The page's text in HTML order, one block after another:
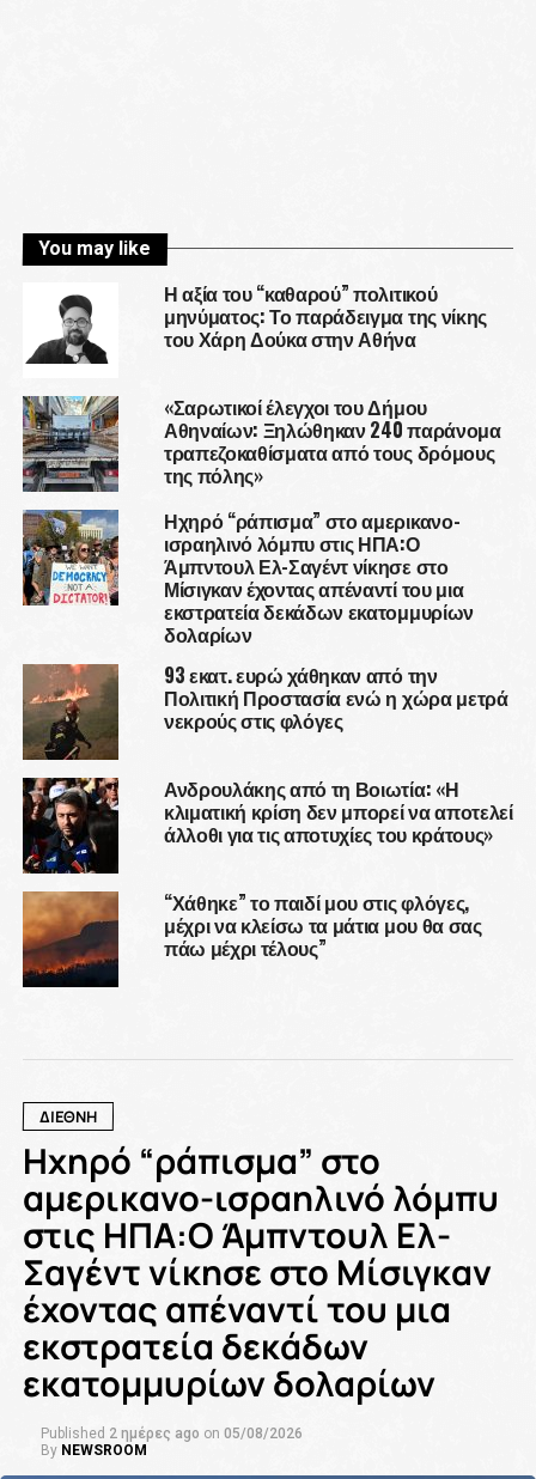
You may like
Η αξία του “καθαρού” πολιτικού
μηνύματος: Το παράδειγμα της νίκης
του Χάρη Δούκα στην Αθήνα
«Σαρωτικοί έλεγχοι του Δήμου
Αθηναίων: Ξηλώθηκαν 240 παράνομα
τραπεζοκαθίσματα από τους δρόμους
της πόλης»
Ηχηρό “ράπισμα” στο αμερικανο-
ισραηλινό λόμπυ στις ΗΠΑ:Ο
Άμπντουλ Ελ-Σαγέντ νίκησε στο
Μίσιγκαν έχοντας απέναντί του μια
εκστρατεία δεκάδων εκατομμυρίων
δολαρίων
93 εκατ. ευρώ χάθηκαν από την
Πολιτική Προστασία ενώ η χώρα μετρά
νεκρούς στις φλόγες
Ανδρουλάκης από τη Βοιωτία: «Η
κλιματική κρίση δεν μπορεί να αποτελεί
άλλοθι για τις αποτυχίες του κράτους»
“Χάθηκε” το παιδί μου στις φλόγες,
μέχρι να κλείσω τα μάτια μου θα σας
πάω μέχρι τέλους”
ΔΙΕΘΝΗ
Ηχηρό “ράπισμα” στο
αμερικανο-ισραηλινό λόμπυ
στις ΗΠΑ:Ο Άμπντουλ Ελ-
Σαγέντ νίκησε στο Μίσιγκαν
έχοντας απέναντί του μια
εκστρατεία δεκάδων
εκατομμυρίων δολαρίων
Published 2 ημέρες ago on 05/08/2026
By NEWSROOM